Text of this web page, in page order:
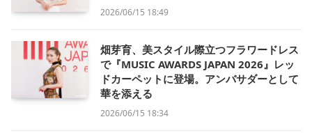
2026/06/15 18:49
畑芽育、美スタイル際立つフラワードレス
で『MUSIC AWARDS JAPAN 2026』レッ
ドカーペットに登場。アンバサダーとして
華を添える
2026/06/15 18:34